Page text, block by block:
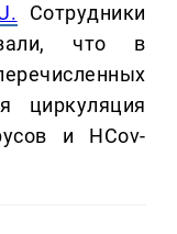
Сотрудники
что в
циркуляция
и HCov-